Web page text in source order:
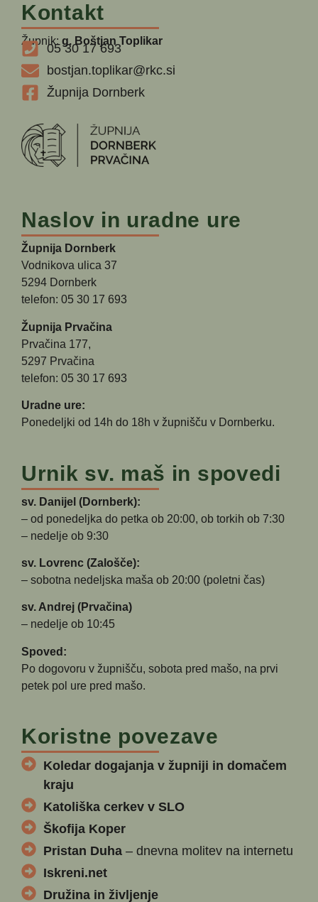
Kontakt
Župnik:g. Boštjan Toplikar
05 30 17 693
bostjan.toplikar@rkc.si
Župnija Dornberk
Naslov in uradne ure
Župnija Dornberk
Vodnikova ulica 37
5294 Dornberk
telefon: 05 30 17 693
Župnija Prvačina
Prvačina 177,
5297 Prvačina
telefon: 05 30 17 693
Uradne ure:
Ponedeljki od 14h do 18h v župnišču v Dornberku.
Urnik sv. maš in spovedi
sv. Danijel (Dornberk):
– od ponedeljka do petka ob 20:00, ob torkih ob 7:30
– nedelje ob 9:30
sv. Lovrenc (Zalošče):
– sobotna nedeljska maša ob 20:00 (poletni čas)
sv. Andrej (Prvačina)
– nedelje ob 10:45
Spoved:
Po dogovoru v župnišču, sobota pred mašo, na prvi
petek pol ure pred mašo.
Koristne povezave
Koledar dogajanja v župniji in domačem
kraju
Katoliška cerkev v SLO
Škofija Koper
Pristan Duha – dnevna molitev na internetu
Iskreni.net
Družina in življenje